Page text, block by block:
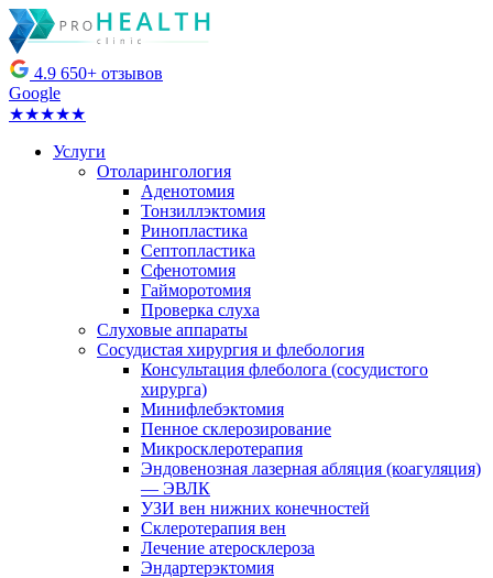
4.9 650+ отзывов
Google
★★★★★
Услуги
Отоларингология
Аденотомия
Тонзиллэктомия
Ринопластика
Септопластика
Сфенотомия
Гайморотомия
Проверка слуха
Слуховые аппараты
Сосудистая хирургия и флебология
Консультация флеболога (сосудистого
хирурга)
Минифлебэктомия
Пенное склерозирование
Микросклеротерапия
Эндовенозная лазерная абляция (коагуляция)
— ЭВЛК
УЗИ вен нижних конечностей
Склеротерапия вен
Лечение атеросклероза
Эндартерэктомия